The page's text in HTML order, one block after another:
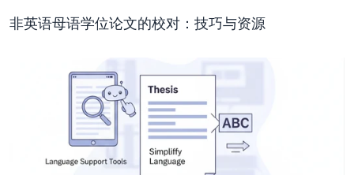
非英语母语学位论文的校对：技巧与资源